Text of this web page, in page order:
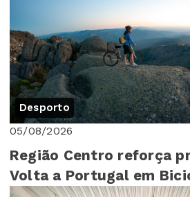
Desporto
05/08/2026
Região Centro reforça
Volta a Portugal em